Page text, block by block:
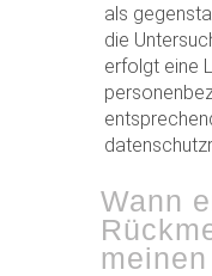
als
die
erfolgt eine
Wann